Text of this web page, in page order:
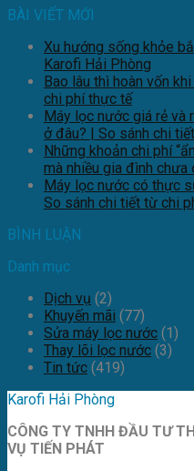
BÀI VIẾT MỚI
Xu hướng sống khỏe
Karofi Hải Phòng
Bao lâu thì hoàn vốn
chi phí thực tế
Máy lọc nước giá rẻ và
ở đâu? | So sánh chi
Những khoản chi phí
mà nhiều gia đình chưa
Máy lọc nước có thực
So sánh chi tiết từ chi
BÌNH LUẬN
Danh mục
Dịch vụ (2)
Khuyến mãi (77)
Sửa máy lọc nước (1)
Thay lõi lọc nước (3)
Tin tức (419)
Karofi Hải Phòng
CÔNG TY TNHH ĐẦU TƯ
VỤ TIẾN PHÁT